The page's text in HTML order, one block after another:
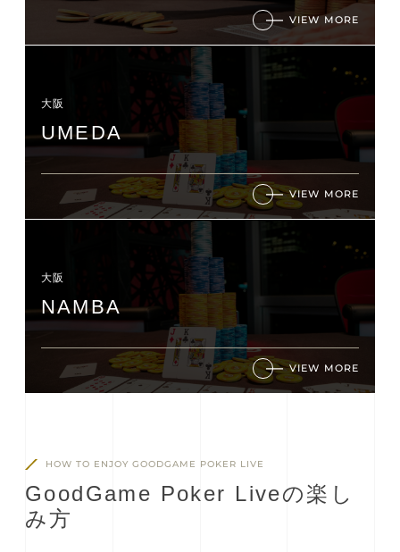
VIEW MORE
大阪
UMEDA
VIEW MORE
大阪
NAMBA
VIEW MORE
HOW TO ENJOY GOODGAME POKER LIVE
GoodGame Poker Liveの楽 し
み方